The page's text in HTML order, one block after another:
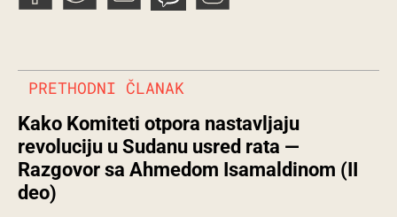
PRETHODNI ČLANAK
Kako Komiteti otpora nastavljaju
revoluciju u Sudanu usred rata —
Razgovor sa Ahmedom Isamaldinom (II
deo)